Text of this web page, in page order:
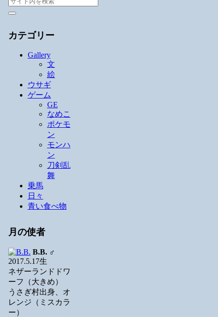
カテゴリー
Gallery
文
絵
ウサギ
ゲーム
GE
なめこ
ポケモ
ン
モンハ
ン
刀剣乱
舞
乗馬
日々
青い食べ物
月の使者
B.B.♂
2017.5.17生
ネザーランドドワ
ーフ（大きめ）
うさぎ村出身、オ
レンジ（ミスカラ
ー）